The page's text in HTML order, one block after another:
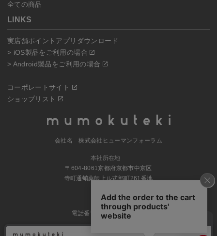
全ての商品
LINKS
実店舗ポイントアプリダウンロード
> iOS製品をご利用の場合
> Android製品をご利用の場合
コーポレートサイト
ショップリスト
会社名 株式会社ヒューマンフォーラム
本社所在地
〒604-8061京都府京都市中京区
寺町通蛸薬師上ル式部町261番地
MAP
電話番号 070-5504-0806
営業時間 11:00～17:30（土日休業）